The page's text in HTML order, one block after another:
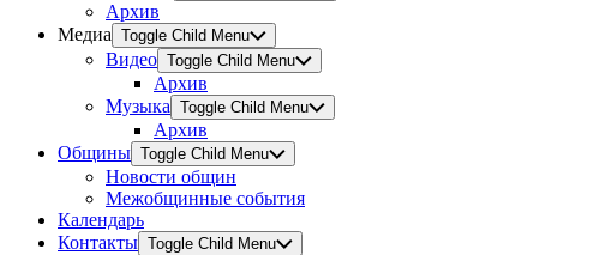
Архив
Медиа Toggle Child Menu
Видео Toggle Child Menu
Архив
Музыка Toggle Child Menu
Архив
Общины Toggle Child Menu
Новости общин
Межобщинные события
Календарь
Контакты Toggle Child Menu